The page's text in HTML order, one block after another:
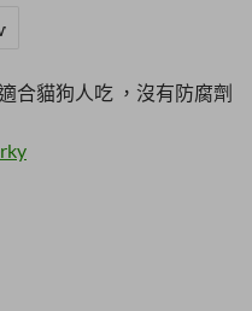
合貓狗人吃 ，沒有防腐劑